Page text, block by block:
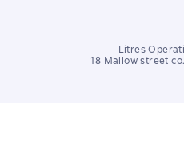
Litres
18 Mallow street